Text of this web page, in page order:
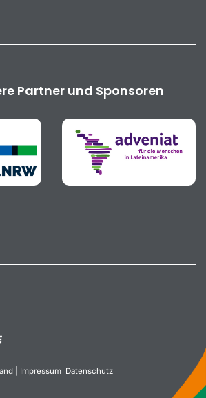
Partner und Sponsoren
| Impressum Datenschutz